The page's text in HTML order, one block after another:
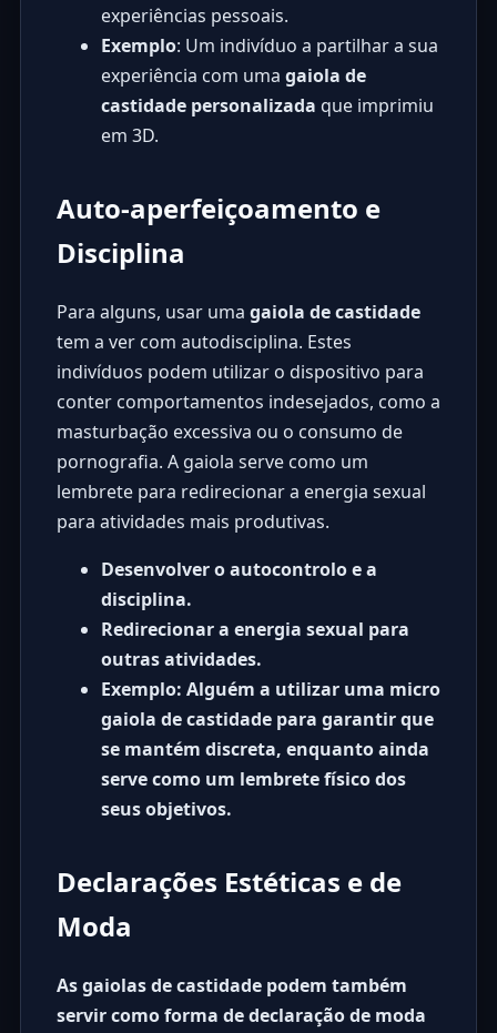
experiências pessoais.
Exemplo: Um indivíduo a partilhar a sua
experiência com uma gaiola de
castidade personalizada que imprimiu
em 3D.
Auto-aperfeiçoamento e
Disciplina
Para alguns, usar uma gaiola de castidade
tem a ver com autodisciplina. Estes
indivíduos podem utilizar o dispositivo para
conter comportamentos indesejados, como a
masturbação excessiva ou o consumo de
pornografia. A gaiola serve como um
lembrete para redirecionar a energia sexual
para atividades mais produtivas.
Desenvolver o autocontrolo e a
disciplina.
Redirecionar a energia sexual para
outras atividades.
Exemplo: Alguém a utilizar uma micro
gaiola de castidadepara garantir que
se mantém discreta, enquanto ainda
serve como um lembrete físico dos
seus objetivos.
Declarações Estéticas e de
Moda
As gaiolas de castidade podem também
servir como forma de declaração de moda